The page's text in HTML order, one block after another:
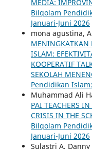
MEDIA:
Bilqolam
Januari-Juni 2026
mona agustina,
MENINGKATKAN
ISLAM:
KOOPERATIF
SEKOLAH
Pendidikan
Muhammad Ali
PAI TEACHERS
CRISIS IN THE
Bilqolam
Januari-Juni 2026
Sulastri A,